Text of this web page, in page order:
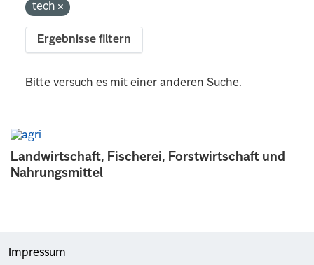
Landwirtschaft, Fischerei, Forstwirtschaft und
Nahrungsmittel
tech
Ergebnisse filtern
Bitte versuch es mit einer anderen Suche.
Impressum